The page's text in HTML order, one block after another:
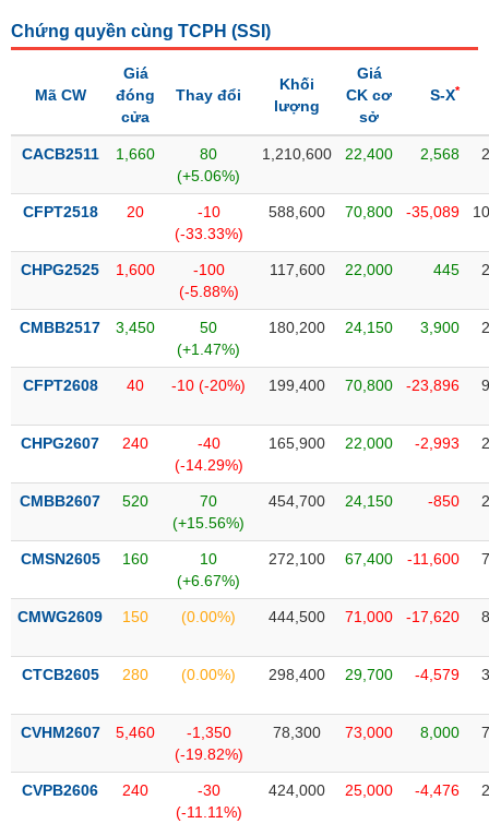
Chứng quyền cùng TCPH (SSI )
Mã CW
Giá
đóng
cửa
Thay đổi
Khối
lượng
Giá
CK cơ
sở
S-X*
CACB2511 1,660
80
(+5.06%)
1,210,600 22,400 2,568
CFPT2518 20
-10
(-33.33%)
588,600 70,800 -35,089
CHPG2525 1,600
-100
(-5.88%)
117,600 22,000 445
CMBB2517 3,450
50
(+1.47%)
180,200 24,150 3,900
CFPT2608 40 -10 (-20%) 199,400 70,800 -23,896
CHPG2607 240
-40
(-14.29%)
165,900 22,000 -2,993
CMBB2607 520
70
(+15.56%)
454,700 24,150 -850
CMSN2605 160
10
(+6.67%)
272,100 67,400 -11,600
CMWG2609 150 (0.00%) 444,500 71,000 -17,620
CTCB2605 280 (0.00%) 298,400 29,700 -4,579
CVHM2607 5,460
-1,350
(-19.82%)
78,300 73,000 8,000
CVPB2606 240
-30
(-11.11%)
424,000 25,000 -4,476
SỨC
KHỎE
TÀI
TIN
VỤ
THÔNG
TIỆN
ÍCH
BẤT